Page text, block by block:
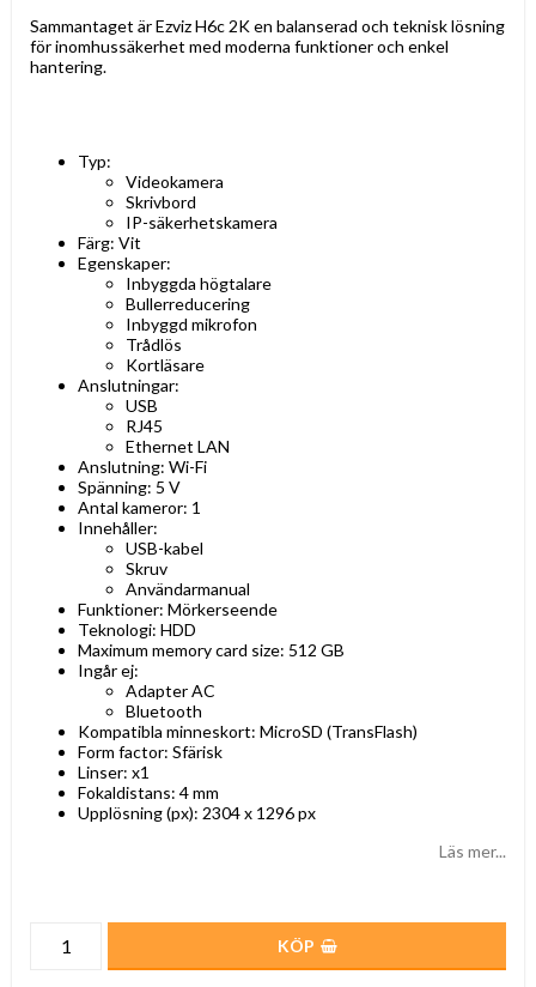
Sammantaget är Ezviz H6c 2K en balanserad och teknisk lösning
för inomhussäkerhet med moderna funktioner och enkel
hantering.
Typ:
Videokamera
Skrivbord
IP-säkerhetskamera
Färg: Vit
Egenskaper:
Inbyggda högtalare
Bullerreducering
Inbyggd mikrofon
Trådlös
Kortläsare
Anslutningar:
USB
RJ45
Ethernet LAN
Anslutning: Wi-Fi
Spänning: 5 V
Antal kameror: 1
Innehåller:
USB-kabel
Skruv
Användarmanual
Funktioner: Mörkerseende
Teknologi: HDD
Maximum memory card size: 512 GB
Ingår ej:
Adapter AC
Bluetooth
Kompatibla minneskort: MicroSD (TransFlash)
Form factor: Sfärisk
Linser: x1
Fokaldistans: 4 mm
Upplösning (px): 2304 x 1296 px
Läs mer...
KÖP